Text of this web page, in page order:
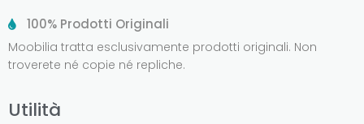
100% Prodotti Originali
Moobilia tratta esclusivamente prodotti originali. Non
troverete né copie né repliche.
Utilità